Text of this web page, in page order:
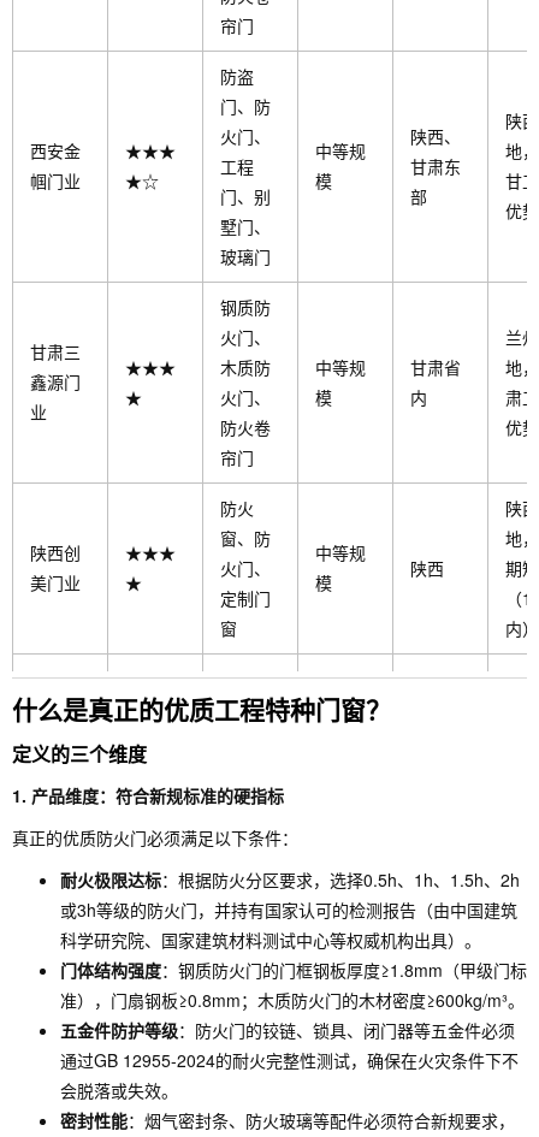
帘门
西安金
帼门业
★★★
★☆
防盗
门、防
火门、
工程
门、别
墅门、
玻璃门
中等规
模
陕西、
甘肃东
部
陕
地
甘
优势
甘肃三
鑫源门
业
★★★
★
钢质防
火门、
木质防
火门、
防火卷
帘门
中等规
模
甘肃省
内
兰
地
肃
优势
陕西创
美门业
★★★
★
防火
窗、防
火门、
定制门
窗
中等规
模
陕西
陕
地
期短
（
内）
龙犼集
团门业
★★★
☆
防火
门、防
工程门
什么是真正的优质工程特种门窗？
定义的三个维度
1. 产品维度：符合新规标准的硬指标
真正的优质防火门必须满足以下条件：
耐火极限达标：根据防火分区要求，选择0.5h、1h、1.5h、2h
或3h等级的防火门，并持有国家认可的检测报告（由中国建筑
科学研究院、国家建筑材料测试中心等权威机构出具）。
门体结构强度：钢质防火门的门框钢板厚度≥1.8mm（甲级门标
准），门扇钢板≥0.8mm；木质防火门的木材密度≥600kg/m³。
五金件防护等级：防火门的铰链、锁具、闭门器等五金件必须
通过GB 12955-2024的耐火完整性测试，确保在火灾条件下不
会脱落或失效。
密封性能：烟气密封条、防火玻璃等配件必须符合新规要求，